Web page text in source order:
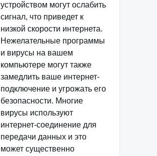
устройством могут ослабить
сигнал, что приведет к
низкой скорости интернета.
Нежелательные программы
и вирусы на вашем
компьютере могут также
замедлить ваше интернет-
подключение и угрожать его
безопасности. Многие
вирусы используют
интернет-соединение для
передачи данных и это
может существенно